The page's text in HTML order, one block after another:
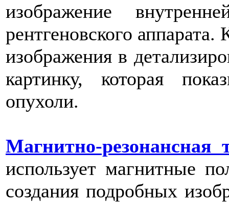
изображение
рентгеновского
изображения в
картинку, которая
опухоли.
Магнитно-резонансная
использует магнитные
создания подробных